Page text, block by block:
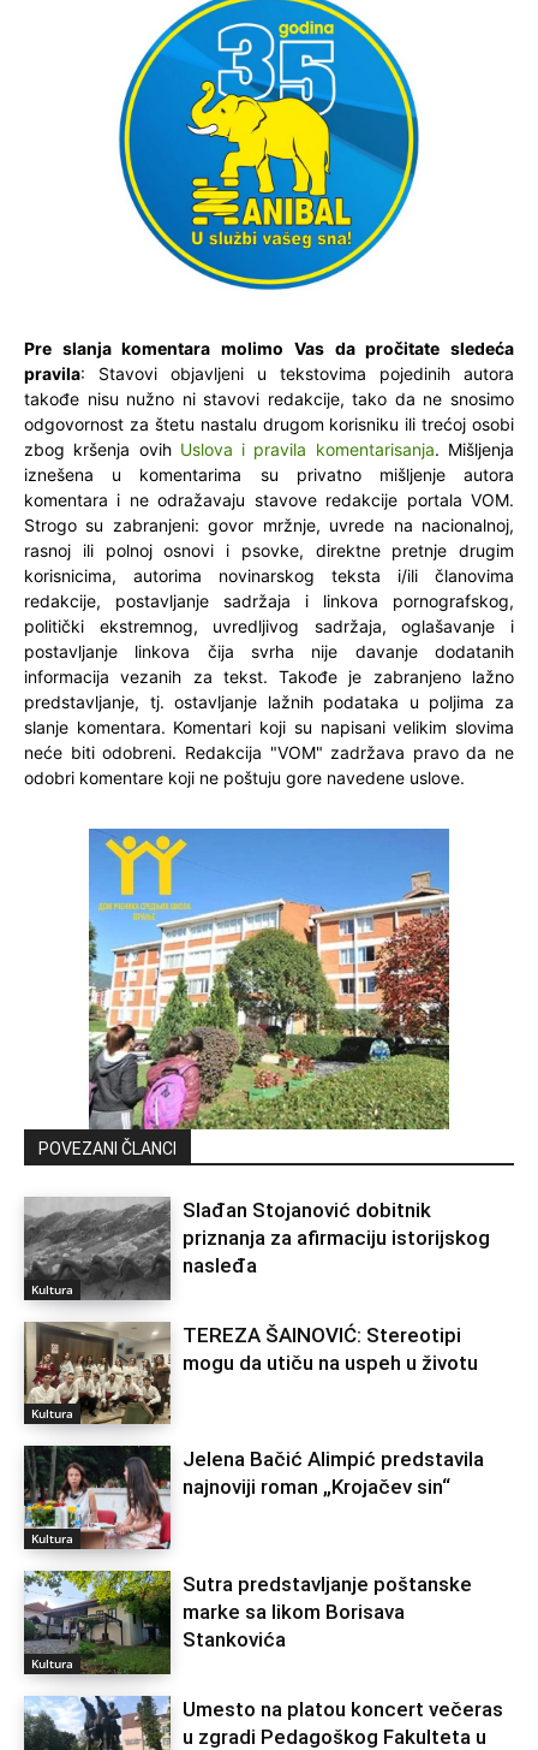
Pre slanja komentara molimo Vas da pročitate sledeća
pravila: Stavovi objavljeni u tekstovima pojedinih autora
takođe nisu nužno ni stavovi redakcije, tako da ne snosimo
odgovornost za štetu nastalu drugom korisniku ili trećoj osobi
zbog kršenja ovih Uslova i pravila komentarisanja. Mišljenja
iznešena u komentarima su privatno mišljenje autora
komentara i ne odražavaju stavove redakcije portala VOM.
Strogo su zabranjeni: govor mržnje, uvrede na nacionalnoj,
rasnoj ili polnoj osnovi i psovke, direktne pretnje drugim
korisnicima, autorima novinarskog teksta i/ili članovima
redakcije, postavljanje sadržaja i linkova pornografskog,
politički ekstremnog, uvredljivog sadržaja, oglašavanje i
postavljanje linkova čija svrha nije davanje dodatanih
informacija vezanih za tekst. Takođe je zabranjeno lažno
predstavljanje, tj. ostavljanje lažnih podataka u poljima za
slanje komentara. Komentari koji su napisani velikim slovima
neće biti odobreni. Redakcija "VOM" zadržava pravo da ne
odobri komentare koji ne poštuju gore navedene uslove.
POVEZANI ČLANCI
Kultura
Slađan Stojanović dobitnik
priznanja za afirmaciju istorijskog
nasleđa
Kultura
TEREZA ŠAINOVIĆ: Stereotipi
mogu da utiču na uspeh u životu
Kultura
Jelena Bačić Alimpić predstavila
najnoviji roman „Krojačev sin“
Kultura
Sutra predstavljanje poštanske
marke sa likom Borisava
Stankovića
Umesto na platou koncert večeras
u zgradi Pedagoškog Fakulteta u